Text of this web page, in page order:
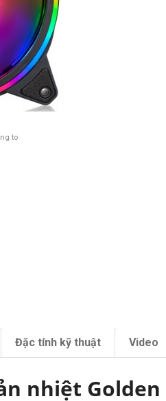
to
Đặc tính kỹ thuật Video
nhiệt Golden